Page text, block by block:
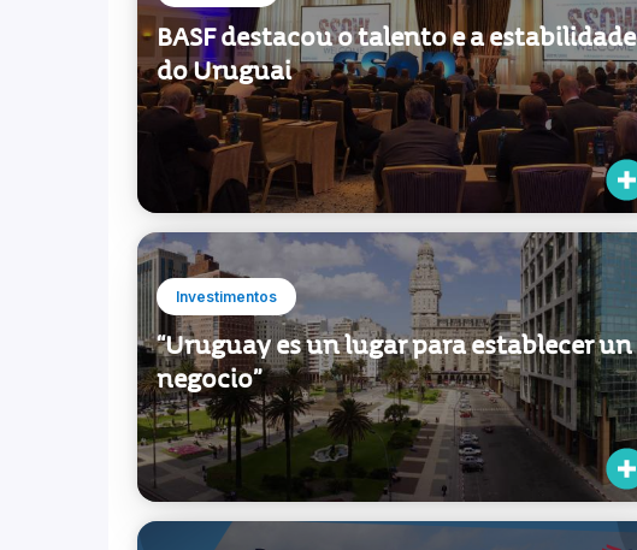
BASF destacou o talento e a estabilidade
do Uruguai
Investimentos
“Uruguay es un lugar para establecer un
negocio”